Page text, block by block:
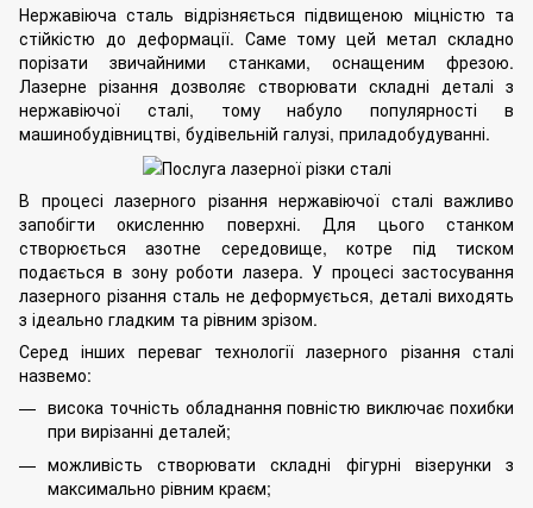
Нержавіюча сталь відрізняється підвищеною міцністю та
стійкістю до деформації. Саме тому цей метал складно
порізати звичайними станками, оснащеним фрезою.
Лазерне різання дозволяє створювати складні деталі з
нержавіючої сталі, тому набуло популярності в
машинобудівництві, будівельній галузі, приладобудуванні.
В процесі лазерного різання нержавіючої сталі важливо
запобігти окисленню поверхні. Для цього станком
створюється азотне середовище, котре під тиском
подається в зону роботи лазера. У процесі застосування
лазерного різання сталь не деформується, деталі виходять
з ідеально гладким та рівним зрізом.
Серед інших переваг технології лазерного різання сталі
назвемо:
висока точність обладнання повністю виключає похибки
при вирізанні деталей;
можливість створювати складні фігурні візерунки з
максимально рівним краєм;